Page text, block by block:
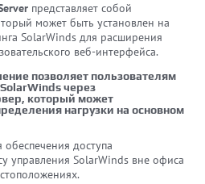
представляет собой
может быть установлен на
SolarWinds для расширения
веб-интерфейса.
позволяет пользователям
через
который может
нагрузки на основном
доступа
управления SolarWinds вне офиса